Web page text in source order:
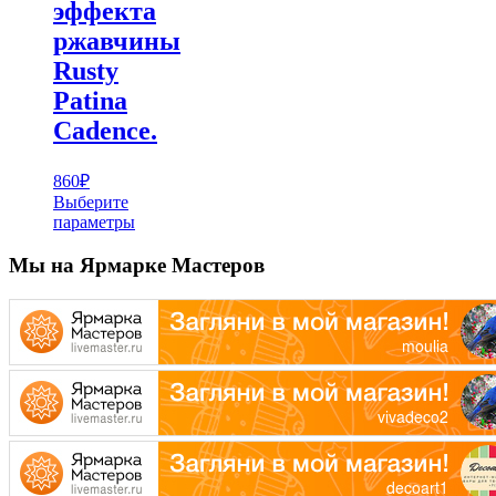
эффекта
ржавчины
Rusty
Patina
Cadence.
860₽
Выберите
параметры
товар
имеет
несколько
вариаций.
Опции
можно
выбрать
на
странице
товара.
Мы на Ярмарке Мастеров